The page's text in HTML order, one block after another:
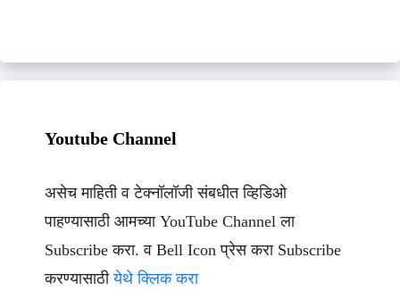
Youtube Channel
असेच माहिती व टेक्नॉलॉजी संबधीत व्हिडिओ
पाहण्यासाठी आमच्या YouTube Channel ला
Subscribe करा. व Bell Icon प्रेस करा Subscribe
करण्यासाठीयेथे क्लिक करा